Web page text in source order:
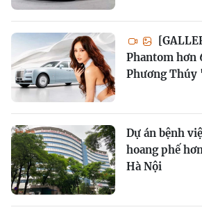
Phantom hơn
Phương Thúy
Dự án bệnh
hoang phế
Hà Nội